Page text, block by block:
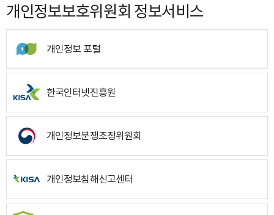
개인정보보호위원회 정보서비스
개인정보 포털
한국인터넷진흥원
개인정보분쟁조정위원회
개인정보침해신고센터